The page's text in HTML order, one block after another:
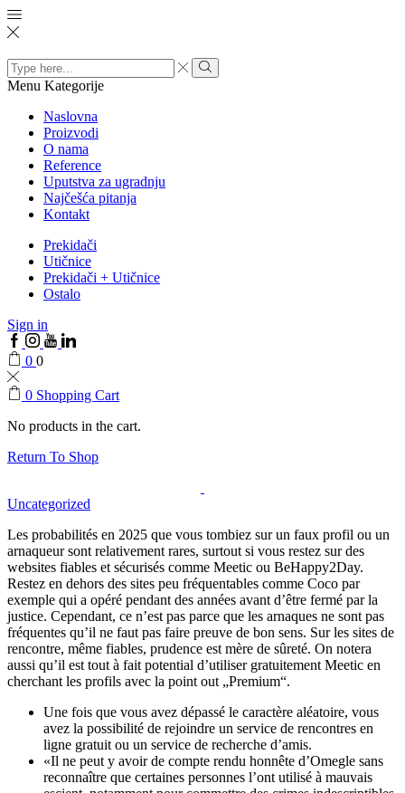
Search
input
Menu Kategorije
Naslovna
Proizvodi
O nama
Reference
Uputstva za ugradnju
Najčešća pitanja
Kontakt
Prekidači
Utičnice
Prekidači + Utičnice
Ostalo
Sign in
0 0
0 Shopping Cart
No products in the cart.
Return To Shop
Uncategorized
Les probabilités en 2025 que vous tombiez sur un faux profil ou un
arnaqueur sont relativement rares, surtout si vous restez sur des
websites fiables et sécurisés comme Meetic ou BeHappy2Day.
Restez en dehors des sites peu fréquentables comme Coco par
exemple qui a opéré pendant des années avant d’être fermé par la
justice. Cependant, ce n’est pas parce que les arnaques ne sont pas
fréquentes qu’il ne faut pas faire preuve de bon sens. Sur les sites de
rencontre, même fiables, prudence est mère de sûreté. On notera
aussi qu’il est tout à fait potential d’utiliser gratuitement Meetic en
cherchant les profils avec la point out „Premium“.
Une fois que vous avez dépassé le caractère aléatoire, vous
avez la possibilité de rejoindre un service de rencontres en
ligne gratuit ou un service de recherche d’amis.
«Il ne peut y avoir de compte rendu honnête d’Omegle sans
reconnaître que certaines personnes l’ont utilisé à mauvais